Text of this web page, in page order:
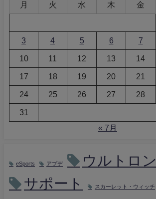
月 火 水 木 金
3 4 5 6 7
10 11 12 13 14
17 18 19 20 21
24 25 26 27 28
31
« 7月
eSports アプデ
ウルトロン
サポート
スカーレット・ウィッチ